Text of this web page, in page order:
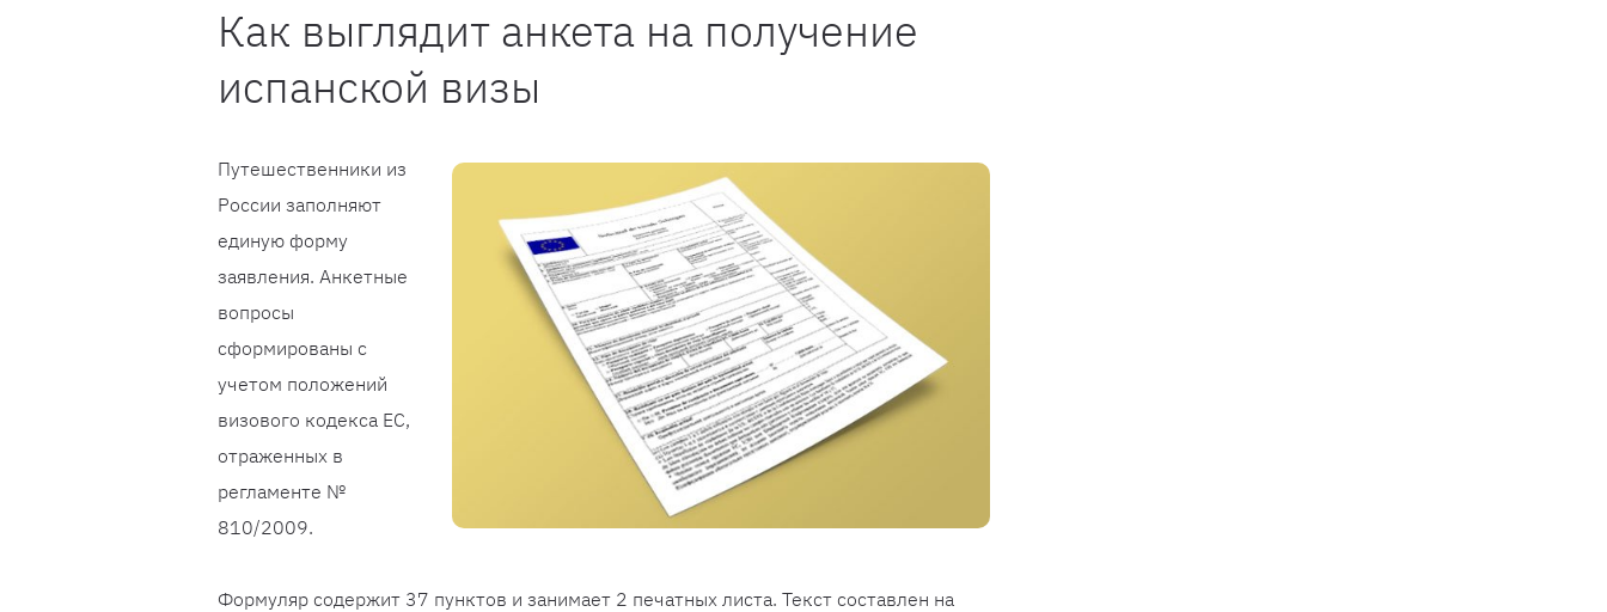
Как выглядит анкета на получение
испанской визы
Путешественники из
России заполняют
единую форму
заявления. Анкетные
вопросы
сформированы с
учетом положений
визового кодекса ЕС,
отраженных в
регламенте №
810/2009.
Формуляр содержит 37 пунктов и занимает 2 печатных листа. Текст составлен на